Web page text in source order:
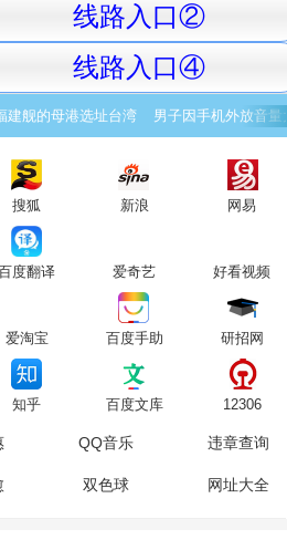
线路入口②
线路入口④
建舰的母港选址台湾 男子因手机外放音量
搜狐 新浪 网易
度翻译 爱奇艺 好看视频
爱淘宝 百度手助 研招网
知乎 百度文库 12306
QQ音乐 违章查询
双色球 网址大全